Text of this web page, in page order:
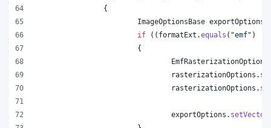
		{
ImageOptionsBase exportOptions
if (( formatExt .equals ( "emf" )
			{
EmfRasterizationOptions
rasterizationOptions .
rasterizationOptions .
exportOptions .